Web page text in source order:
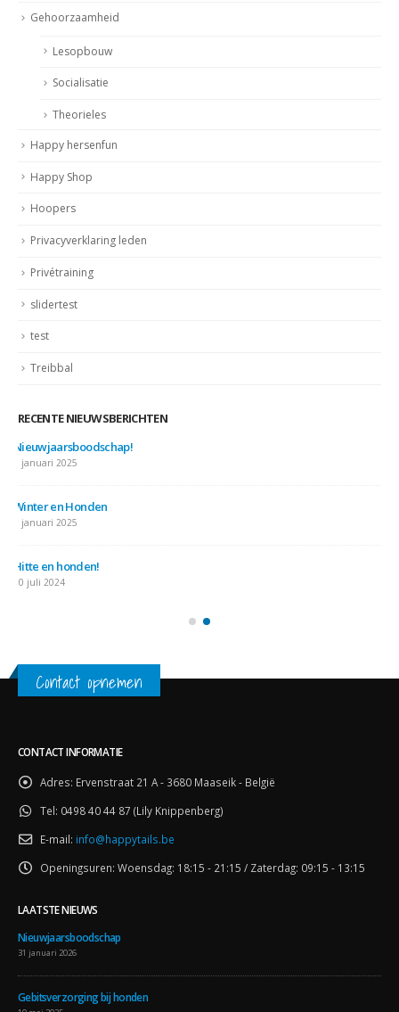
Gehoorzaamheid
Lesopbouw
Socialisatie
Theorieles
Happy hersenfun
Happy Shop
Hoopers
Privacyverklaring leden
Privétraining
slidertest
test
Treibbal
RECENTE NIEUWSBERICHTEN
Nieuwjaarsboodschap!
7 januari 2025
Winter en Honden
7 januari 2025
Hitte en honden!
10 juli 2024
Contact opnemen
CONTACT INFORMATIE
Adres: Ervenstraat 21 A - 3680 Maaseik - België
Tel: 0498 40 44 87 (Lily Knippenberg)
E-mail: info@happytails.be
Openingsuren: Woensdag: 18:15 - 21:15 / Zaterdag: 09:15 - 13:15
LAATSTE NIEUWS
Nieuwjaarsboodschap
31 januari 2026
Gebitsverzorging bij honden